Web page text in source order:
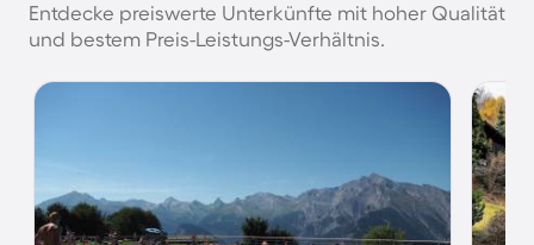
Entdecke preiswerte Unterkünfte mit hoher Qualität
und bestem Preis-Leistungs-Verhältnis.